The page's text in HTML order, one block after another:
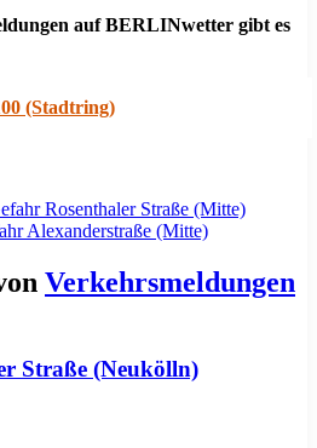
auf BERLINwetter gibt es
(Stadtring)
Rosenthaler Straße (Mitte)
Alexanderstraße (Mitte)
Verkehrsmeldungen
Straße (Neukölln)